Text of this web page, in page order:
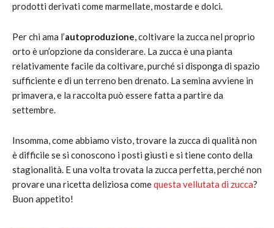
prodotti derivati come marmellate, mostarde e dolci.
Per chi ama l’autoproduzione, coltivare la zucca nel proprio
orto è un’opzione da considerare. La zucca è una pianta
relativamente facile da coltivare, purché si disponga di spazio
sufficiente e di un terreno ben drenato. La semina avviene in
primavera, e la raccolta può essere fatta a partire da
settembre.
Insomma, come abbiamo visto, trovare la zucca di qualità non
è difficile se si conoscono i posti giusti e si tiene conto della
stagionalità. E una volta trovata la zucca perfetta, perché non
provare una ricetta deliziosa comequesta vellutata di zucca?
Buon appetito!